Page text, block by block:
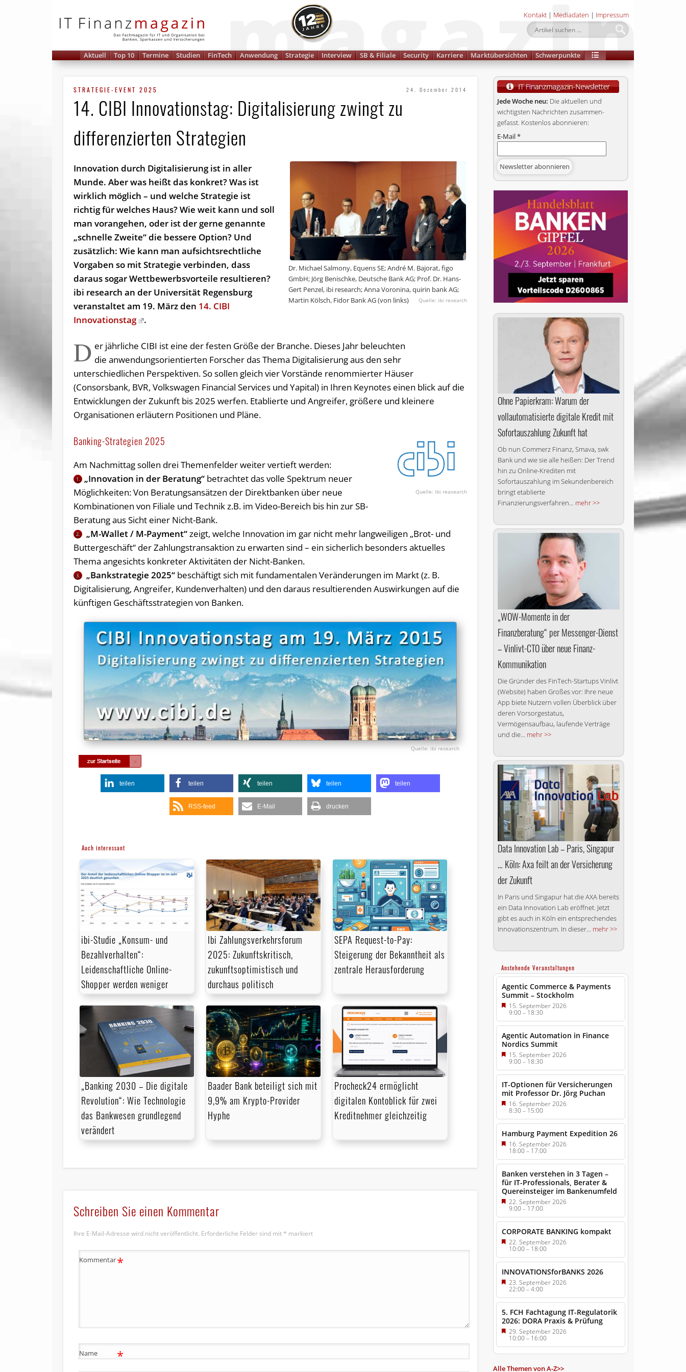
Kontakt | Mediadaten | Impressum
Aktuell Top 10 Termine Studien FinTech Anwendung Strategie Interview SB & Filiale Security Karriere Marktübersichten Schwerpunkte
STRATEGIE-EVENT 2025 24. Dezember 2014
14. CIBI Innovationstag: Digitalisierung zwingt zu
differenzierten Strategien
Dr. Michael Salmony, Equens SE; André M. Bajorat, figo
GmbH; Jörg Benischke, Deutsche Bank AG; Prof. Dr. Hans-
Gert Penzel, ibi research; Anna Voronina, quirin bank AG;
Martin Kölsch, Fidor Bank AG (von links)
ibi research
Innovation durch Digitalisierung ist in aller
Munde. Aber was heißt das konkret? Was ist
wirklich möglich – und welche Strategie ist
richtig für welches Haus? Wie weit kann und soll
man vorangehen, oder ist der gerne genannte
„schnelle Zweite“ die bessere Option? Und
zusätzlich: Wie kann man aufsichtsrechtliche
Vorgaben so mit Strategie verbinden, dass
daraus sogar Wettbewerbsvorteile resultieren?
ibi research an der Universität Regensburg
veranstaltet am 19. März den 14. CIBI
Innovationstag
.
D er jährliche CIBI ist eine der festen Größe der Branche. Dieses Jahr beleuchten
die anwendungsorientierten Forscher das Thema Digitalisierung aus den sehr
unterschiedlichen Perspektiven. So sollen gleich vierVorstände renommierter Häuser
(Consorsbank, BVR, Volkswagen Financial Services und Yapital) in Ihren Keynotes einen blick auf die
Entwicklungen der Zukunft bis 2025 werfen. Etablierte und Angreifer, größere und kleinere
Organisationen erläutern Positionen und Pläne.
ibi reasearch
Banking-Strategien 2025
Am Nachmittag sollen drei Themenfelder weiter vertieft werden:
1. „Innovation in der Beratung“ betrachtet das volle Spektrum neuer
Möglichkeiten: Von Beratungsansätzen der Direktbanken über neue
Kombinationen von Filiale und Technik z.B. im Video-Bereich bis hin zur SB-
Beratung aus Sicht einer Nicht-Bank.
2. „M-Wallet / M-Payment“zeigt, welche Innovation im gar nicht mehr langweiligen „Brot- und
Buttergeschäft“ der Zahlungstransaktion zu erwarten sind – ein sicherlich besonders aktuelles
Thema angesichts konkreter Aktivitäten der Nicht-Banken.
3. „Bankstrategie 2025“ beschäftigt sich mit fundamentalen Veränderungen im Markt (z. B.
Digitalisierung, Angreifer, Kundenverhalten) und den daraus resultierenden Auswirkungen auf die
künftigen Geschäftsstrategien von Banken.
ibi research
teilen teilen teilen teilen teilen
RSS-feed E-Mail drucken
Auch interessant
ibi-Studie „Konsum- und
Bezahlverhalten“:
Leidenschaftliche Online-
Shopper werden weniger
Ibi Zahlungsverkehrsforum
2025: Zukunftskritisch,
zukunftsoptimistisch und
durchaus politisch
SEPA Request-to-Pay:
Steigerung der Bekanntheit als
zentrale Herausforderung
„Banking 2030 – Die digitale
Revolution“: Wie Technologie
das Bankwesen grundlegend
verändert
Baader Bank beteiligt sich mit
9,9% am Krypto-Provider
Hyphe
Procheck24 ermöglicht
digitalen Kontoblick für zwei
Kreditnehmer gleichzeitig
Schreiben Sie einen Kommentar
Ihre E-Mail-Adresse wird nicht veröffentlicht. Erforderliche Felder sind mit * markiert
Kommentar*
Name *
Jede Woche neu: Die aktuellen und
wichtigsten Nachrichten zusammen­
gefasst. Kostenlos abonnieren:
E-Mail*
Ohne Papierkram: Warum der
vollautomatisierte digitale Kredit mit
Sofortauszahlung Zukunft hat
Ob nun Commerz Finanz, Smava, swk
Bank und wie sie alle heißen: Der Trend
hin zu Online-Krediten mit
Sofortauszahlung im Se­kunden­bereich
bringt etablierte
Finanzierungsverfahren... mehr >>
„WOW-Momente in der
Finanzberatung“ per Messenger-Dienst
– Vinlivt-CTO über neue Finanz-
Kommunikation
Die Gründer des FinTech-Startups Vinlivt
(Website) haben Großes vor: Ihre neue
App biete Nutzern vollen Überblick über
deren Vorsorgestatus,
Vermögensaufbau, laufende Verträge
und die... mehr >>
Data Innovation Lab – Paris, Singapur
… Köln: Axa feilt an der Versicherung
der Zukunft
In Paris und Singapur hat die AXA bereits
ein Data Innovation Lab eröffnet. Jetzt
gibt es auch in Köln ein entsprechendes
Inno­va­tions­zentrum. In dieser... mehr >>
Anstehende Veranstaltungen
Agentic Commerce & Payments
Summit – Stockholm
15. September 2026
9:00–18:30
Agentic Automation in Finance
Nordics Summit
15. September 2026
9:00–18:30
IT-Optionen für Versicherungen
mit Professor Dr. Jörg Puchan
16. September 2026
8:30–15:00
Hamburg Payment Expedition 26
16. September 2026
18:00– 17:00
Banken verstehen in 3 Tagen –
für IT-Professionals, Berater &
Quereinsteiger im Bankenumfeld
22. September 2026
9:00–17:00
CORPORATE BANKING kompakt
22. September 2026
10:00– 18:00
INNOVATIONSforBANKS 2026
23. September 2026
22:00–4:00
5. FCH Fachtagung IT-Regulatorik
2026: DORA Praxis & Prüfung
29. September 2026
10:00– 16:00
Alle Themen von A-Z>>